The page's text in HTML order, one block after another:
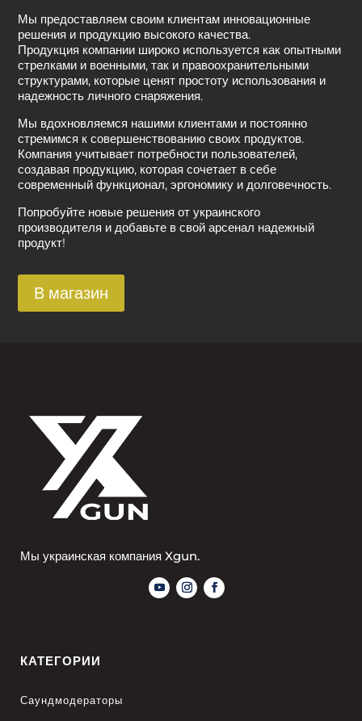
Мы предоставляем своим клиентам инновационные
решения и продукцию высокого качества.
Продукция компании широко используется как опытными
стрелками и военными, так и правоохранительными
структурами, которые ценят простоту использования и
надежность личного снаряжения.
Мы вдохновляемся нашими клиентами и постоянно
стремимся к совершенствованию своих продуктов.
Компания учитывает потребности пользователей,
создавая продукцию, которая сочетает в себе
современный функционал, эргономику и долговечность.
Попробуйте новые решения от украинского
производителя и добавьте в свой арсенал надежный
продукт!
В магазин
Мы украинская компания Xgun.
КАТЕГОРИИ
Саундмодераторы